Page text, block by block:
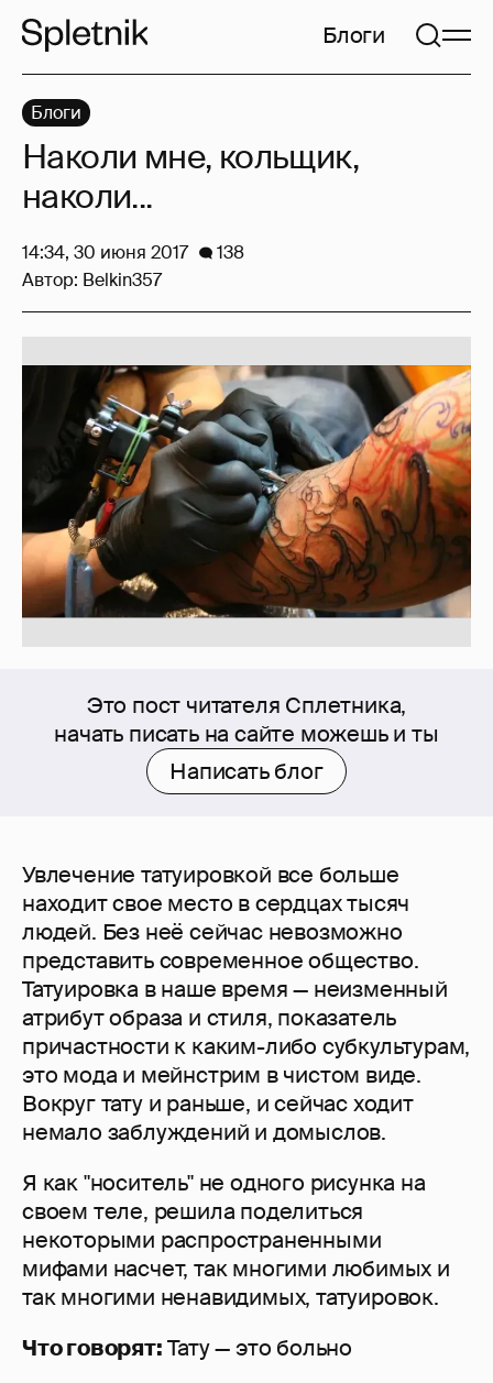
Блоги
Это пост читателя Сплетника,
начать писать на сайте можешь и ты
Написать блог
Увлечение татуировкой все больше
находит свое место в сердцах тысяч
людей. Без неё сейчас невозможно
представить современное общество.
Татуировка в наше время — неизменный
атрибут образа и стиля, показатель
причастности к каким-либо субкультурам,
это мода и мейнстрим в чистом виде.
Вокруг тату и раньше, и сейчас ходит
немало заблуждений и домыслов.
Я как "носитель" не одного рисунка на
своем теле, решила поделиться
некоторыми распространенными
мифами насчет, так многими любимых и
так многими ненавидимых, татуировок.
Что говорят:Тату — это больно
Блоги
Наколи мне, кольщик,
наколи...
14:34, 30 июня 2017
138
Автор: Belkin357